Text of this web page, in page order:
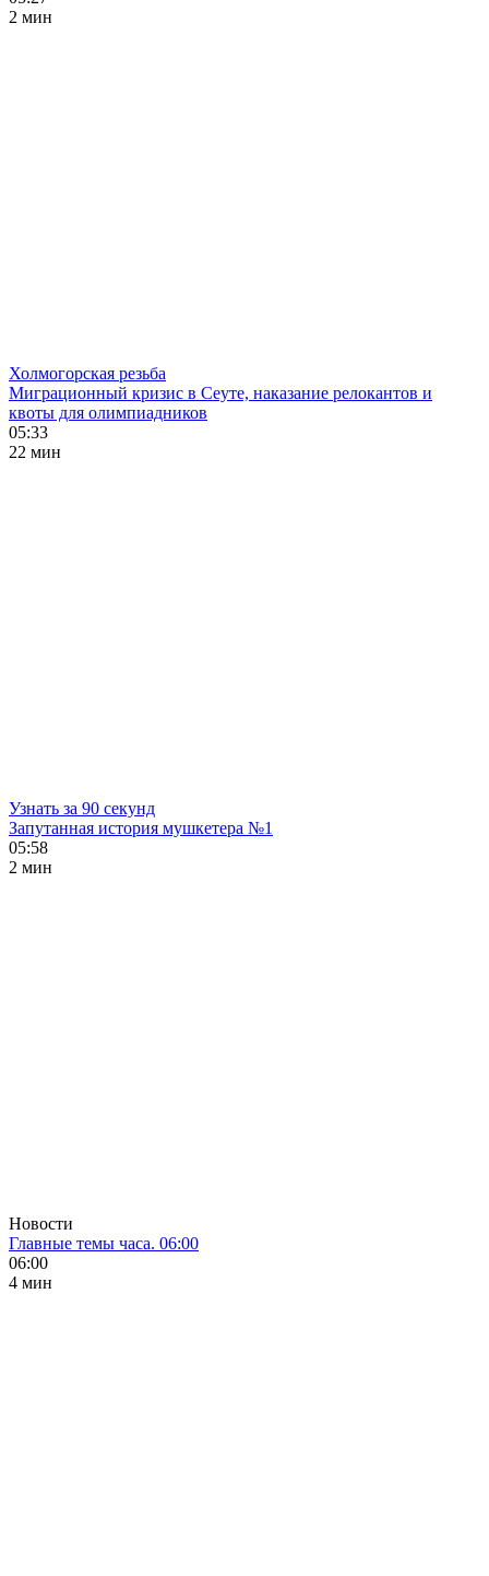
2 мин
Холмогорская резьба
Миграционный кризис в Сеуте, наказание релокантов и
квоты для олимпиадников
05:33
22 мин
Узнать за 90 секунд
Запутанная история мушкетера №1
05:58
2 мин
Новости
Главные темы часа. 06:00
06:00
4 мин